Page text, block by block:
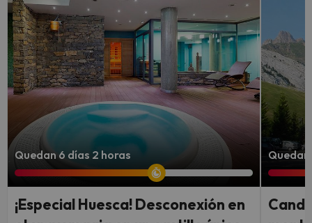
Quedan 6 días 2 horas
¡Especial Huesca! Desconexión en
Quedan